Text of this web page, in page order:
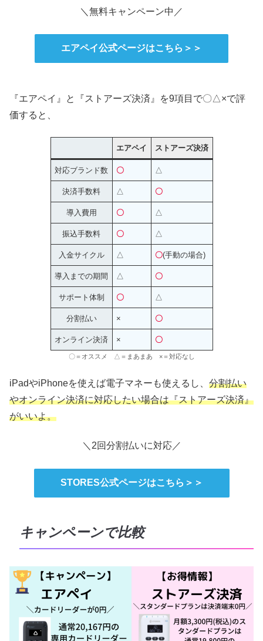
＼無料キャンペーン中／
エアペイ公式ページはこちら＞＞
『エアペイ』と『ストアーズ決済』を9項目で〇△×で評
価すると、
エアペイ ストアーズ決済
対応ブランド数 〇 △
決済手数料 △ 〇
導入費用 〇 △
振込手数料 〇 △
入金サイクル △ 〇(手動の場合)
導入までの期間 △ 〇
サポート体制 〇 △
分割払い × 〇
オンライン決済 × 〇
〇＝オススメ △＝まあまあ ×＝対応なし
iPadやiPhoneを使えば電子マネーも使えるし、 分割払い
やオンライン決済に対応したい場合は『ストアーズ決済』
がいいよ。
＼2回分割払いに対応／
STORES公式ページはこちら＞＞
キャンペーンで比較